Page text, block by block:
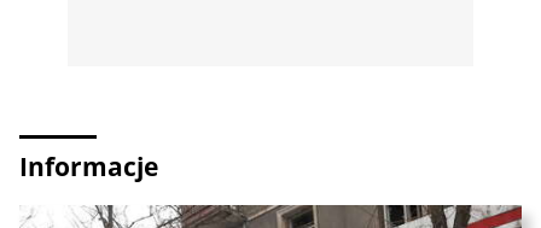
Informacje